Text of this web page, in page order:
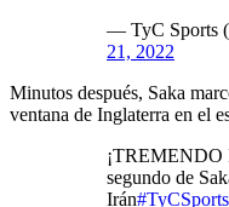
— TyC Sports
21, 2022
Minutos después, Saka
ventana de Inglaterra en el
segundo de
Irán